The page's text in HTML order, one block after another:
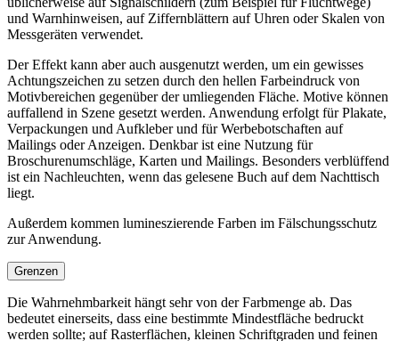
und Warnhinweisen, auf Ziffernblättern auf Uhren oder Skalen von
Messgeräten verwendet.
Der Effekt kann aber auch ausgenutzt werden, um ein gewisses
Achtungszeichen zu setzen durch den hellen Farbeindruck von
Motivbereichen gegenüber der umliegenden Fläche. Motive können
auffallend in Szene gesetzt werden. Anwendung erfolgt für Plakate,
Verpackungen und Aufkleber und für Werbebotschaften auf
Mailings oder Anzeigen. Denkbar ist eine Nutzung für
Broschurenumschläge, Karten und Mailings. Besonders verblüffend
ist ein Nachleuchten, wenn das gelesene Buch auf dem Nachttisch
liegt.
Außerdem kommen lumineszierende Farben im Fälschungsschutz
zur Anwendung.
Grenzen
Die Wahrnehmbarkeit hängt sehr von der Farbmenge ab. Das
bedeutet einerseits, dass eine bestimmte Mindestfläche bedruckt
werden sollte; auf Rasterflächen, kleinen Schriftgraden und feinen